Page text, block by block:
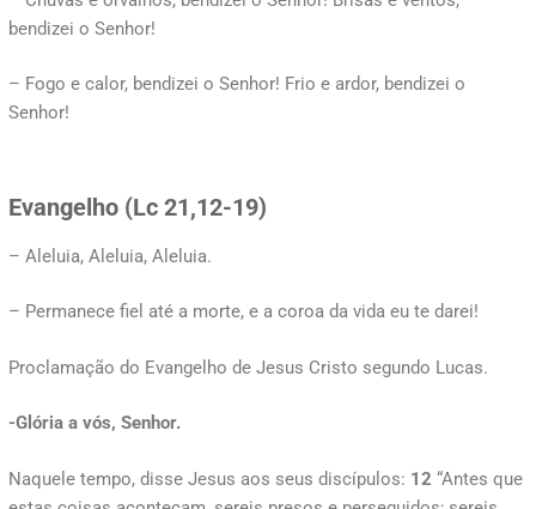
bendizei o Senhor!
– Fogo e calor, bendizei o Senhor! Frio e ardor, bendizei o
Senhor!
Evangelho (Lc 21,12-19)
– Aleluia, Aleluia, Aleluia.
– Permanece fiel até a morte, e a coroa da vida eu te darei!
Proclamação do Evangelho de Jesus Cristo segundo Lucas.
-Glória a vós, Senhor.
Naquele tempo, disse Jesus aos seus discípulos: 12 “Antes que